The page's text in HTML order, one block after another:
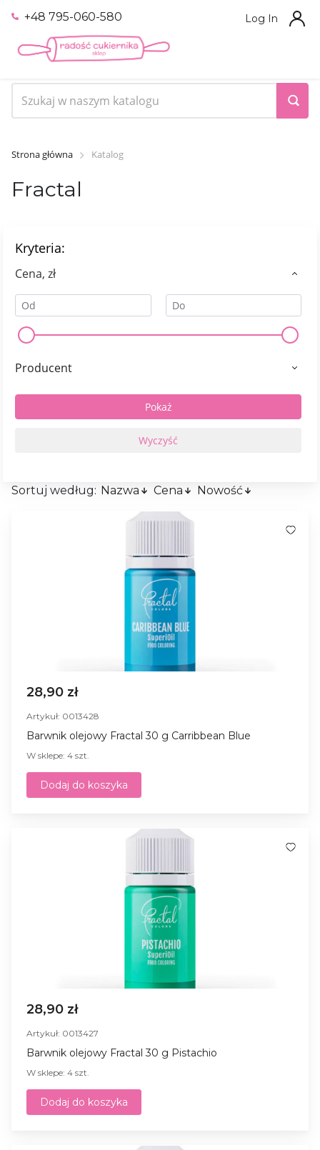
+48 795-060-580 Log In
Strona główna Katalog
Fractal
Kryteria:
Сena, zł
Producent
Sortuj według: Nazwa Cena Nowość
28,90 zł
Artykuł: 0013428
Barwnik olejowy Fractal 30 g Carribbean Blue
W sklepe: 4 szt.
Dodaj do koszyka
28,90 zł
Artykuł: 0013427
Barwnik olejowy Fractal 30 g Pistachio
W sklepe: 4 szt.
Dodaj do koszyka